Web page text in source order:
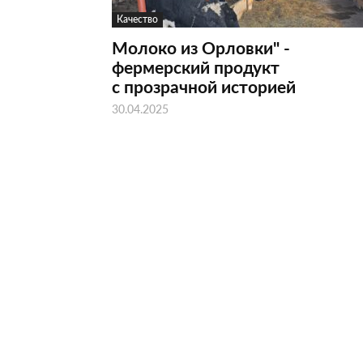
Качество
Молоко из Орловки" -
фермерский продукт
с прозрачной историей
30.04.2025